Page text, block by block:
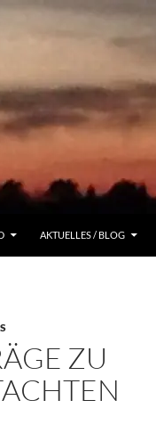
AKTUELLES / BLOG
ZU